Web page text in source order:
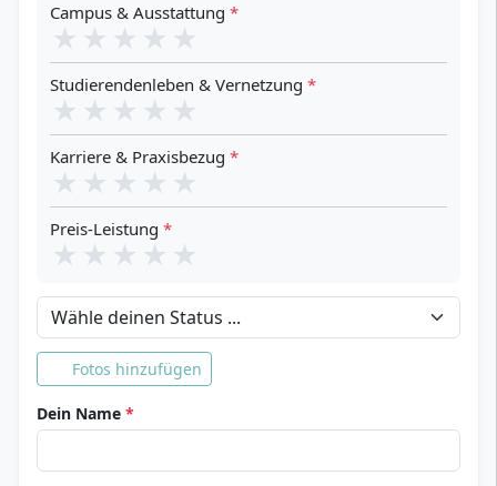
Campus & Ausstattung *
★ ★ ★ ★ ★
Studierendenleben & Vernetzung *
★ ★ ★ ★ ★
Karriere & Praxisbezug *
★ ★ ★ ★ ★
Preis-Leistung *
★ ★ ★ ★ ★
Dein Status
Fotos hinzufügen
Dein Name *